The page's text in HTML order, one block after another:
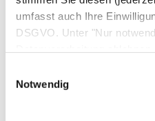
umfasst auch Ihre
DSGVO. Unter "Nur
Notwendig
dass das Blut nicht in
sondern nach oben in
Herz transportiert wird.
defekten Klappen ist
venösen Blutes aus